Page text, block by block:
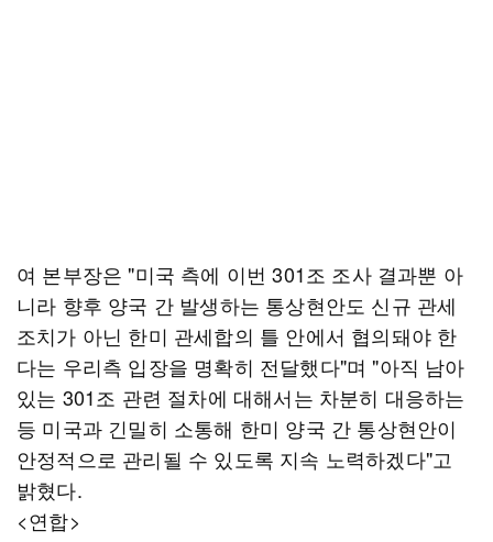
여 본부장은 "미국 측에 이번 301조 조사 결과뿐 아
니라 향후 양국 간 발생하는 통상현안도 신규 관세
조치가 아닌 한미 관세합의 틀 안에서 협의돼야 한
다는 우리측 입장을 명확히 전달했다"며 "아직 남아
있는 301조 관련 절차에 대해서는 차분히 대응하는
등 미국과 긴밀히 소통해 한미 양국 간 통상현안이
안정적으로 관리될 수 있도록 지속 노력하겠다"고
밝혔다.
<연합>